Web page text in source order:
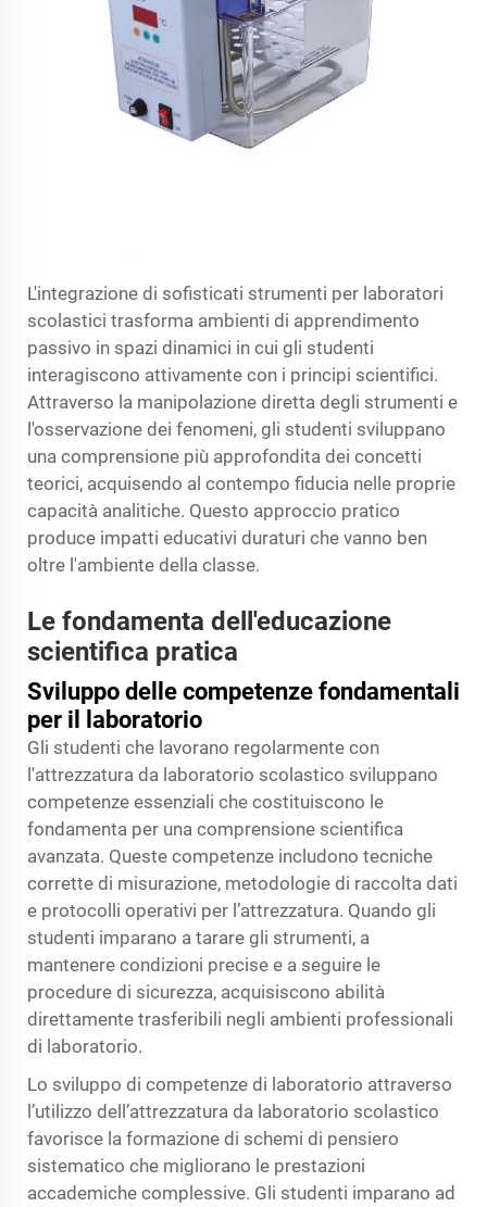
L'integrazione di sofisticati strumenti per laboratori
scolastici trasforma ambienti di apprendimento
passivo in spazi dinamici in cui gli studenti
interagiscono attivamente con i principi scientifici.
Attraverso la manipolazione diretta degli strumenti e
l'osservazione dei fenomeni, gli studenti sviluppano
una comprensione più approfondita dei concetti
teorici, acquisendo al contempo fiducia nelle proprie
capacità analitiche. Questo approccio pratico
produce impatti educativi duraturi che vanno ben
oltre l'ambiente della classe.
Le fondamenta dell'educazione
scientifica pratica
Sviluppo delle competenze fondamentali
per il laboratorio
Gli studenti che lavorano regolarmente con
l'attrezzatura da laboratorio scolastico sviluppano
competenze essenziali che costituiscono le
fondamenta per una comprensione scientifica
avanzata. Queste competenze includono tecniche
corrette di misurazione, metodologie di raccolta dati
e protocolli operativi per l’attrezzatura. Quando gli
studenti imparano a tarare gli strumenti, a
mantenere condizioni precise e a seguire le
procedure di sicurezza, acquisiscono abilità
direttamente trasferibili negli ambienti professionali
di laboratorio.
Lo sviluppo di competenze di laboratorio attraverso
l’utilizzo dell’attrezzatura da laboratorio scolastico
favorisce la formazione di schemi di pensiero
sistematico che migliorano le prestazioni
accademiche complessive. Gli studenti imparano ad